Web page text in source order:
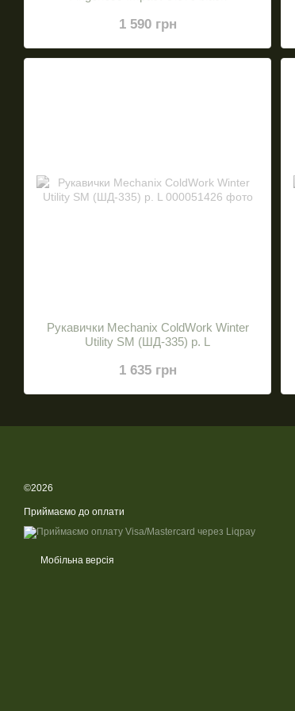
1 590 грн
Рукавички Mechanix ColdWork Winter
Utility SM (ШД-335) р. L
1 635 грн
©2026
Приймаємо до оплати
Мобільна версія